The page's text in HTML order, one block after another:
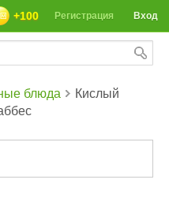
Вход
Регистрация
+100
блюда
Кислый